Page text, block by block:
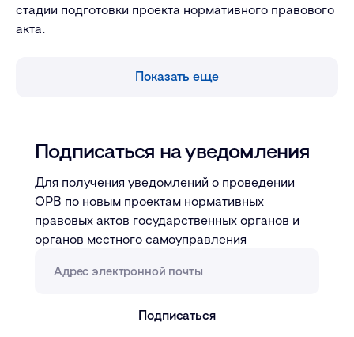
стадии подготовки проекта нормативного правового
акта.
Показать еще
Подписаться на уведомления
Для получения уведомлений о проведении
ОРВ по новым проектам нормативных
правовых актов государственных органов и
органов местного самоуправления
Адрес электронной почты
Подписаться